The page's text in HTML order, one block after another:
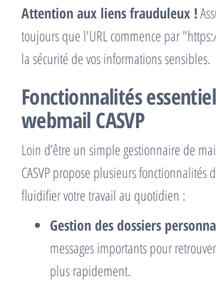
Attention aux liens frauduleux !
toujours que l'URL commence par
la sécurité de vos informations sensibles.
Fonctionnalités
webmail CASVP
Loin d’être un simple gestionnaire de
CASVP propose plusieurs fonctionnalités
fluidifier votre travail au quotidien :
Gestion des dossiers
messages importants pour
plus rapidement.